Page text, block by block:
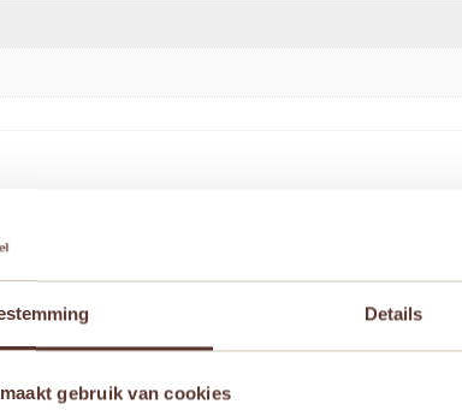
Details
gebruik van cookies
– Baby Forest” te beoordelen
Vereiste velden zijn gemarkeerd met*